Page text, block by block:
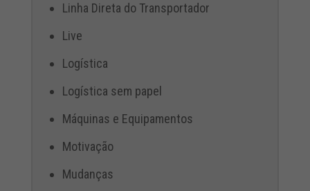
Linha Direta do Transportador
Live
Logística
Logística sem papel
Máquinas e Equipamentos
Motivação
Mudanças